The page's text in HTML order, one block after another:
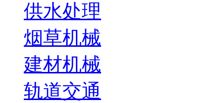
供水处理
烟草机械
建材机械
轨道交通